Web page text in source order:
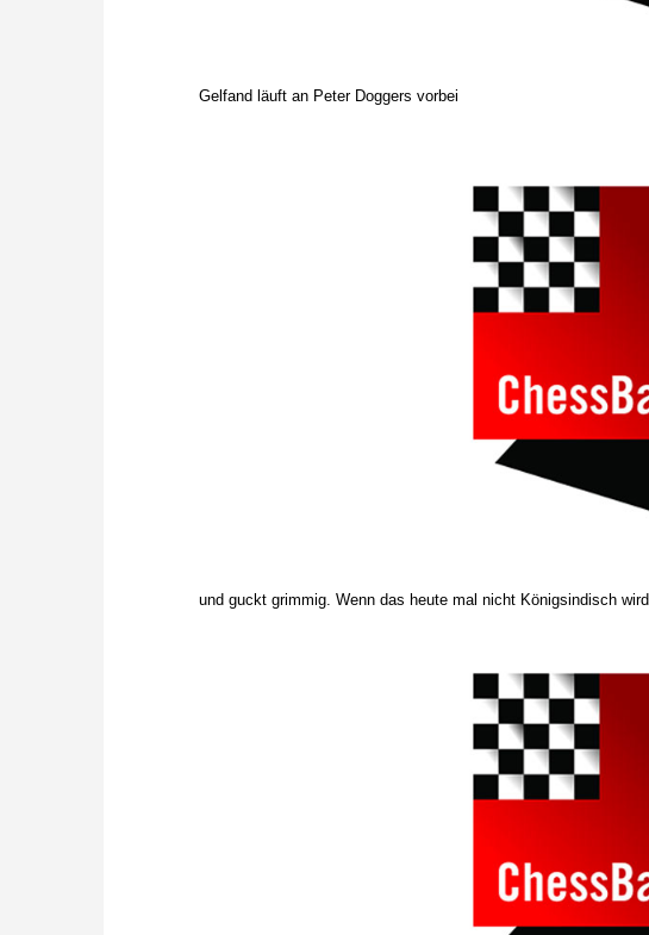
Gelfand läuft an Peter Doggers vorbei
und guckt grimmig. Wenn das heute mal nicht Königsindisch wird